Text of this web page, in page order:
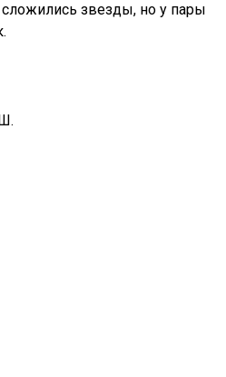
сложились звезды, но у пары